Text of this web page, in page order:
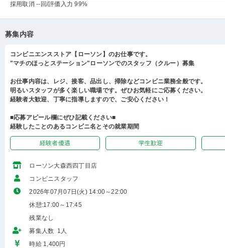
採用取消 --回/評価入力 99%
募集内容
コンビニエンスストア【ローソン】のお仕事です。
"マチのほっとステーション"ローソンでのスタッフ（クルー）募集
お仕事内容は、レジ、接客、品出し、掃除などコンビニ業務全般です。
明るいスタッフが多く楽しい職場です。ぜひお気軽にご応募ください。
経験者大歓迎、丁寧に指導しますので、ご安心ください！
■応募アピール欄にぜひ記載ください■
経験したことのあるコンビニ名とその就業期間
経験者優遇 学生歓迎
ローソン大森西四丁目店
コンビニスタッフ
2026年07月07日(火) 14:00～22:00
休憩:17:00～17:45
残業なし
募集人数 1人
時給 1,400円